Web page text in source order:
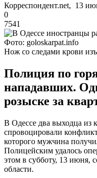
Корреспондент.net, 13
0
7541
Фото: goloskarpat.info
Нож со следами крови
Полиция по
нападавших.
розыске за
В Одессе два выходца из
спровоцировали
которого мужчина
Полицейским удалось
этом в субботу, 13 июня,
области.